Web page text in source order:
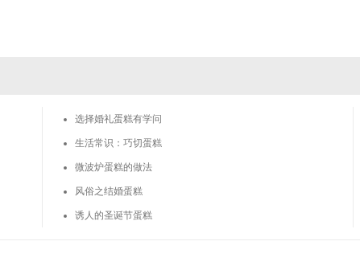
选择婚礼蛋糕有学问
生活常识：巧切蛋糕
微波炉蛋糕的做法
风俗之结婚蛋糕
诱人的圣诞节蛋糕